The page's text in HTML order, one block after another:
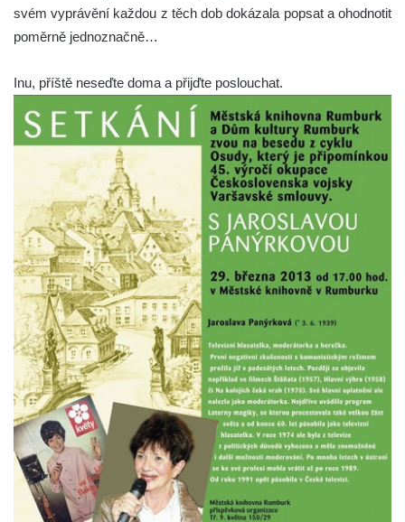
svém vyprávění každou z těch dob dokázala popsat a ohodnotit
poměrně jednoznačně…
Inu, příště neseďte doma a přijďte poslouchat.